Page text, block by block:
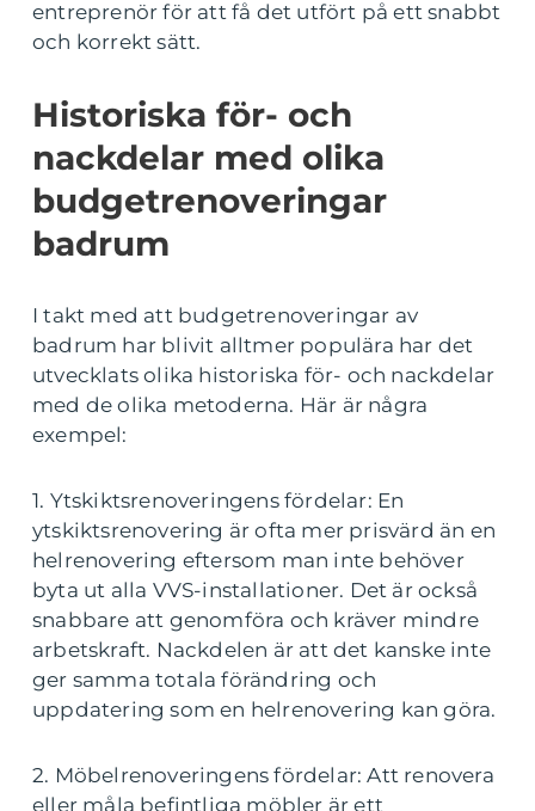
entreprenör för att få det utfört på ett snabbt
och korrekt sätt.
Historiska för- och
nackdelar med olika
budgetrenoveringar
badrum
I takt med att budgetrenoveringar av
badrum har blivit alltmer populära har det
utvecklats olika historiska för- och nackdelar
med de olika metoderna. Här är några
exempel:
1. Ytskiktsrenoveringens fördelar: En
ytskiktsrenovering är ofta mer prisvärd än en
helrenovering eftersom man inte behöver
byta ut alla VVS-installationer. Det är också
snabbare att genomföra och kräver mindre
arbetskraft. Nackdelen är att det kanske inte
ger samma totala förändring och
uppdatering som en helrenovering kan göra.
2. Möbelrenoveringens fördelar: Att renovera
eller måla befintliga möbler är ett